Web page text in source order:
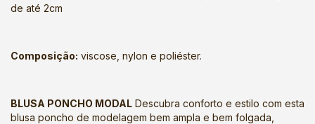
de até 2cm
Composição: viscose, nylon e poliéster.
BLUSA PONCHO MODAL Descubra conforto e estilo com esta
blusa poncho de modelagem bem ampla e bem folgada,